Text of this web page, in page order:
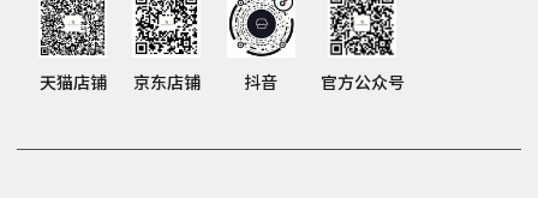
天猫店铺 京东店铺 抖音 官方公众号